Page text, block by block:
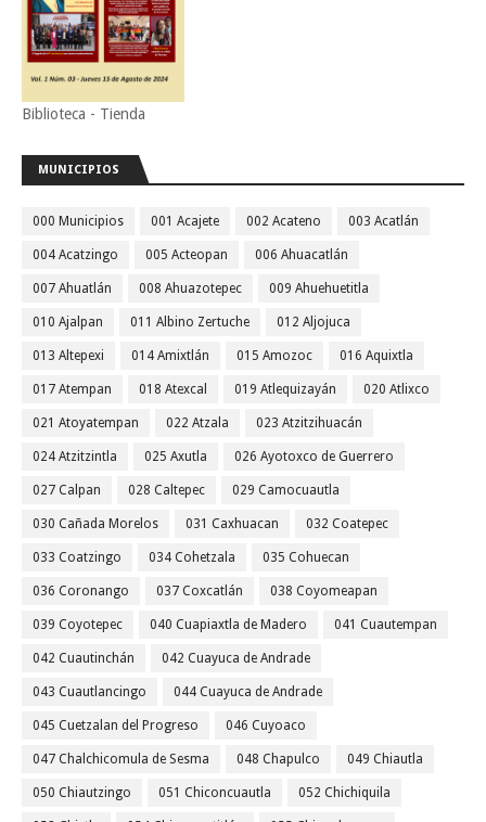
Biblioteca - Tienda
MUNICIPIOS
000 Municipios 001 Acajete 002 Acateno 003 Acatlán
004 Acatzingo 005 Acteopan 006 Ahuacatlán
007 Ahuatlán 008 Ahuazotepec 009 Ahuehuetitla
010 Ajalpan 011 Albino Zertuche 012 Aljojuca
013 Altepexi 014 Amixtlán 015 Amozoc 016 Aquixtla
017 Atempan 018 Atexcal 019 Atlequizayán 020 Atlixco
021 Atoyatempan 022 Atzala 023 Atzitzihuacán
024 Atzitzintla 025 Axutla 026 Ayotoxco de Guerrero
027 Calpan 028 Caltepec 029 Camocuautla
030 Cañada Morelos 031 Caxhuacan 032 Coatepec
033 Coatzingo 034 Cohetzala 035 Cohuecan
036 Coronango 037 Coxcatlán 038 Coyomeapan
039 Coyotepec 040 Cuapiaxtla de Madero 041 Cuautempan
042 Cuautinchán 042 Cuayuca de Andrade
043 Cuautlancingo 044 Cuayuca de Andrade
045 Cuetzalan del Progreso 046 Cuyoaco
047 Chalchicomula de Sesma 048 Chapulco 049 Chiautla
050 Chiautzingo 051 Chiconcuautla 052 Chichiquila